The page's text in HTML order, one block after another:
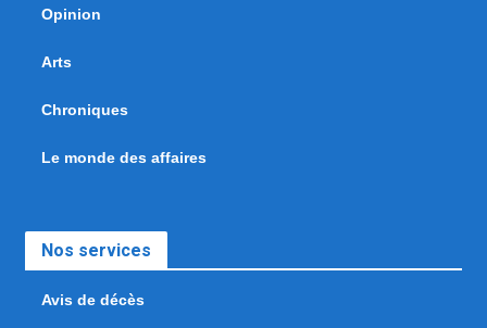
Opinion
Arts
Chroniques
Le monde des affaires
Nos services
Avis de décès